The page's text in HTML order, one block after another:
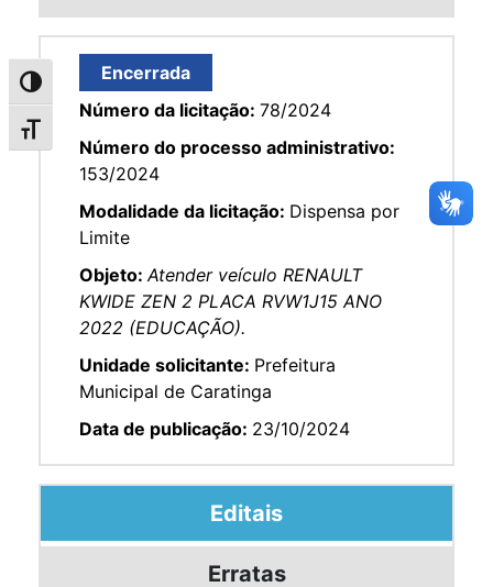
Alternar alto contraste
Alternar tamanho da fonte
Encerrada
Número da licitação: 78/2024
Número do processo administrativo:
153/2024
Modalidade da licitação: Dispensa por
Limite
Objeto: Atender veículo RENAULT
KWIDE ZEN 2 PLACA RVW1J15 ANO
2022 (EDUCAÇÃO).
Unidade solicitante: Prefeitura
Municipal de Caratinga
Data de publicação: 23/10/2024
Editais
Erratas